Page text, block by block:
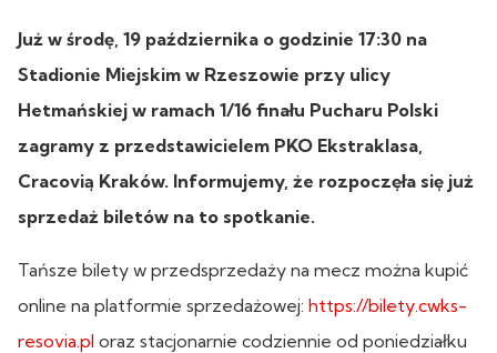
Już w środę, 19 października o godzinie 17:30 na
Stadionie Miejskim w Rzeszowie przy ulicy
Hetmańskiej w ramach 1/16 finału Pucharu Polski
zagramy z przedstawicielem PKO Ekstraklasa,
Cracovią Kraków. Informujemy, że rozpoczęła się już
sprzedaż biletów na to spotkanie.
Tańsze bilety w przedsprzedaży na mecz można kupić
online na platformie sprzedażowej: https://bilety.cwks-
resovia.pl oraz stacjonarnie codziennie od poniedziałku